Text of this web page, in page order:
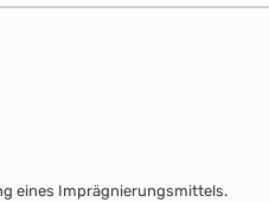
eines Imprägnierungsmittels.